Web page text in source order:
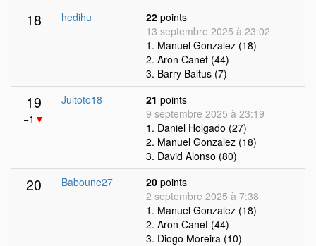
18 hedihu 22 points
13 septembre 2025 à 23:02
1. Manuel Gonzalez (18)
2. Aron Canet (44)
3. Barry Baltus (7)
19
−1 ▼
Jultoto18 21 points
9 septembre 2025 à 23:19
1. Daniel Holgado (27)
2. Manuel Gonzalez (18)
3. David Alonso (80)
20 Baboune27 20 points
2 septembre 2025 à 7:38
1. Manuel Gonzalez (18)
2. Aron Canet (44)
3. Diogo Moreira (10)